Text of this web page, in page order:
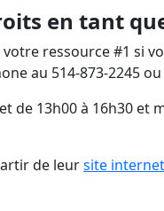
en tant
ressource #1 si
au 514-873-2245
de 13h00 à 16h30 et
de leursite internet